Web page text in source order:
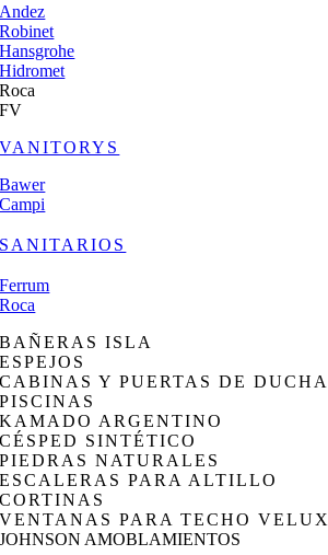
Andez
Robinet
Hansgrohe
Hidromet
Roca
FV
VANITORYS
Bawer
Campi
SANITARIOS
Ferrum
Roca
BAÑERAS ISLA
ESPEJOS
CABINAS Y PUERTAS DE DUCHA
PISCINAS
KAMADO ARGENTINO
CÉSPED SINTÉTICO
PIEDRAS NATURALES
ESCALERAS PARA ALTILLO
CORTINAS
VENTANAS PARA TECHO VELUX
JOHNSON AMOBLAMIENTOS